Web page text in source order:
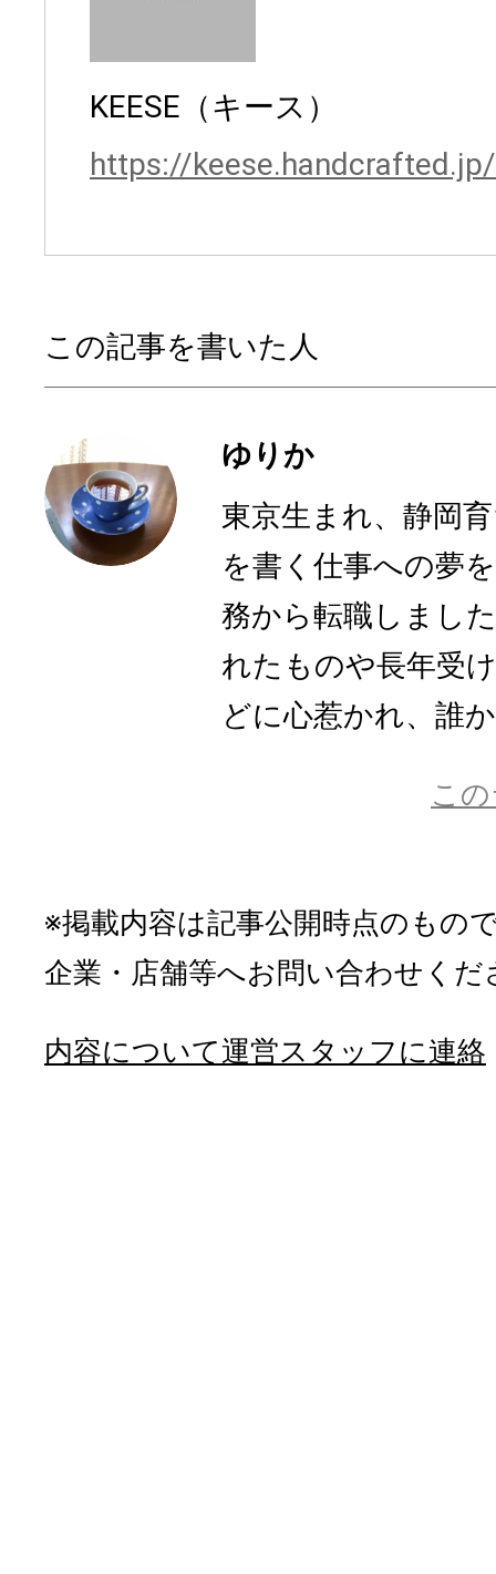
KEESE（キース）
https://keese.handcrafted.jp/
この記事を書いた人
ゆりか
東京生まれ、静岡
を書く仕事への夢
務から転職しまし
れたものや長年受
どに心惹かれ、誰
こ
※掲載内容は記事公開時点のもの
企業・店舗等へお問い合わせくだ
内容について運営スタッフに連絡